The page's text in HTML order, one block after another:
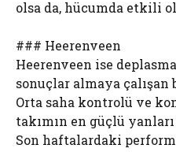
olsa da, hücumda etkili
### Heerenveen
Heerenveen ise
sonuçlar almaya
Orta saha kontrolü ve
takımın en güçlü
Son haftalardaki